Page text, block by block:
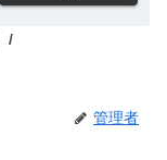
管理者